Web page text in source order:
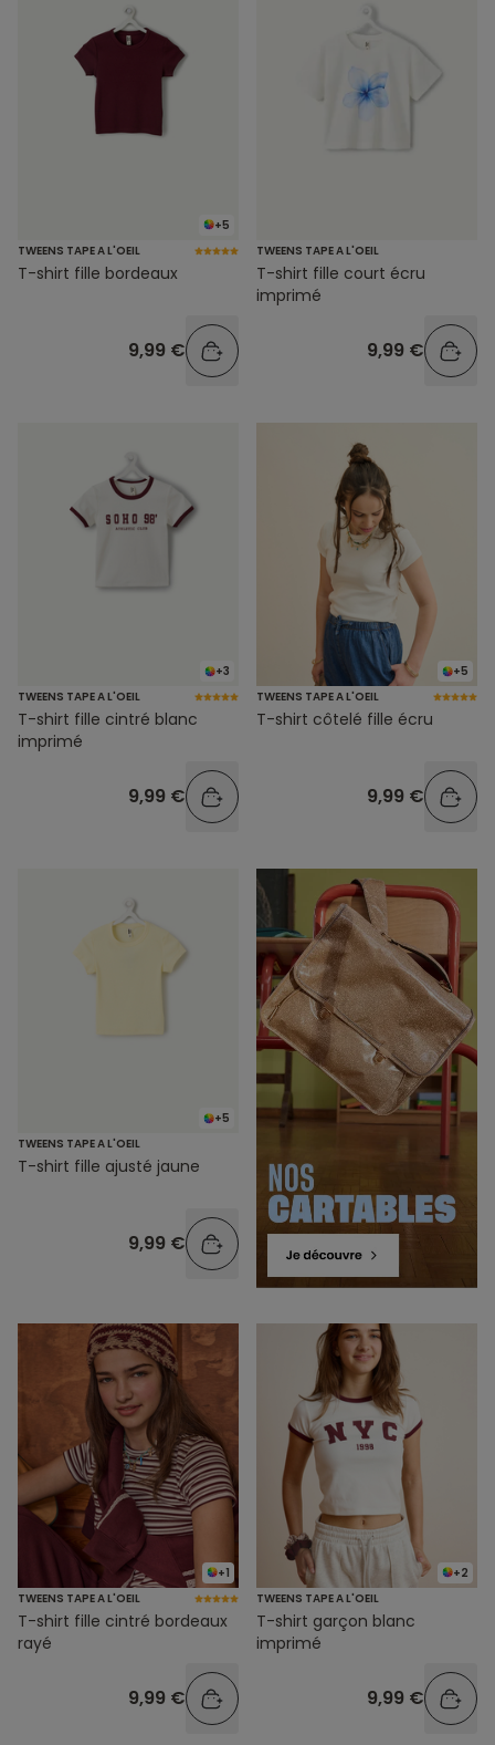
+5
TWEENS TAPE A L'OEIL
T-shirt fille bordeaux
9,99 €
TWEENS TAPE A L'OEIL
T-shirt fille court écru
imprimé
9,99 €
+3
TWEENS TAPE A L'OEIL
T-shirt fille cintré blanc
imprimé
9,99 €
+5
TWEENS TAPE A L'OEIL
T-shirt côtelé fille écru
9,99 €
+5
TWEENS TAPE A L'OEIL
T-shirt fille ajusté jaune
9,99 €
+1
TWEENS TAPE A L'OEIL
T-shirt fille cintré bordeaux
rayé
9,99 €
+2
TWEENS TAPE A L'OEIL
T-shirt garçon blanc
imprimé
9,99 €